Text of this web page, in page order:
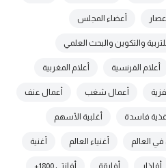
أعصار أعضاء المجلس
والتكوين والبحث العلمي
أعلام الفرنسية أعلام المغربية
أعمال شغب أعمال عنف
أغذية فاسدة أغلبية الأسهم
العالم أغنياء العالم أغنية